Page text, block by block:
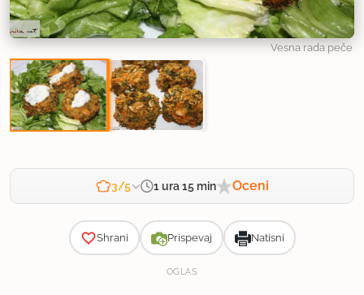
Vesna rada peče
3/5 1 ura 15 min Oceni
Shrani Prispevaj Natisni
OGLAS